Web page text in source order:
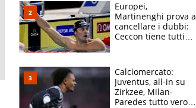
Europei,
Martinenghi prova a
cancellare i dubbi:
Ceccon tiene tutti
Curtis
Calciomercato:
Juventus, all-in su
Zirkzee, Milan-
Paredes tutto vero,